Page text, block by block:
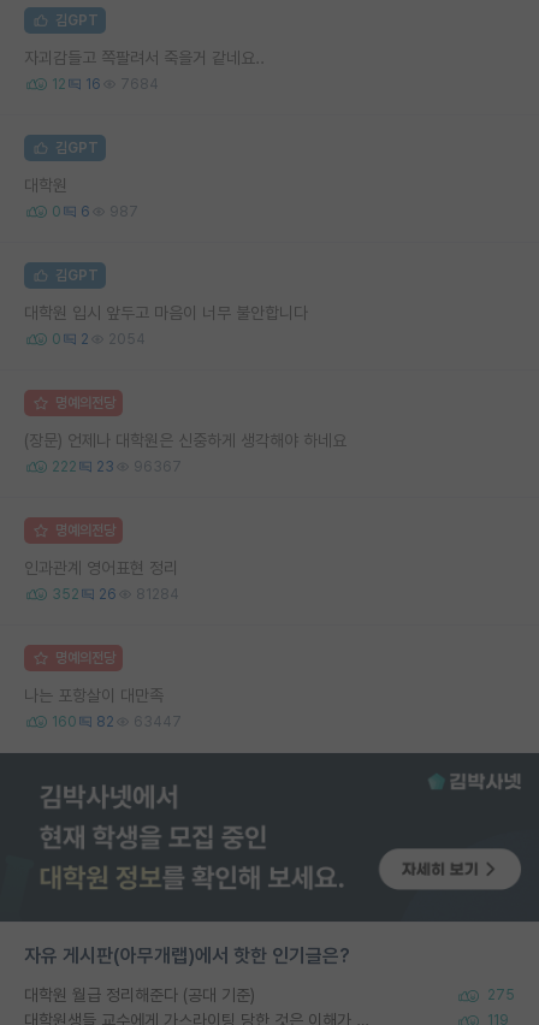
김GPT
자괴감들고 쪽팔려서 죽을거 같네요..
12 16 7684
김GPT
대학원
0 6 987
김GPT
대학원 입시 앞두고 마음이 너무 불안합니다
0 2 2054
명예의전당
(장문) 언제나 대학원은 신중하게 생각해야 하네요
222 23 96367
명예의전당
인과관계 영어표현 정리
352 26 81284
명예의전당
나는 포항살이 대만족
160 82 63447
자유 게시판(아무개랩)에서 핫한 인기글은?
대학원 월급 정리해준다 (공대 기준) 275
대학원생들 교수에게 가스라이팅 당한 것은 이해가 갑니다. 안타깝네요. 119